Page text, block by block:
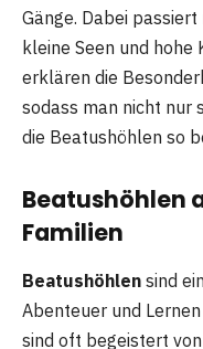
Gänge. Dabei
kleine Seen und
erklären die
sodass man nicht nur
die Beatushöhlen so
Beatushöhlen
Familien
Beatushöhlen sind
Abenteuer und
sind oft begeistert